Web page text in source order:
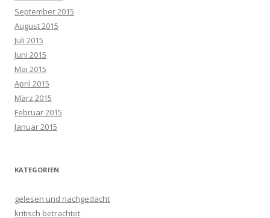
September 2015
August 2015
Juli 2015
Juni 2015
Mai 2015
April 2015
März 2015
Februar 2015
Januar 2015
KATEGORIEN
gelesen und nachgedacht
kritisch betrachtet